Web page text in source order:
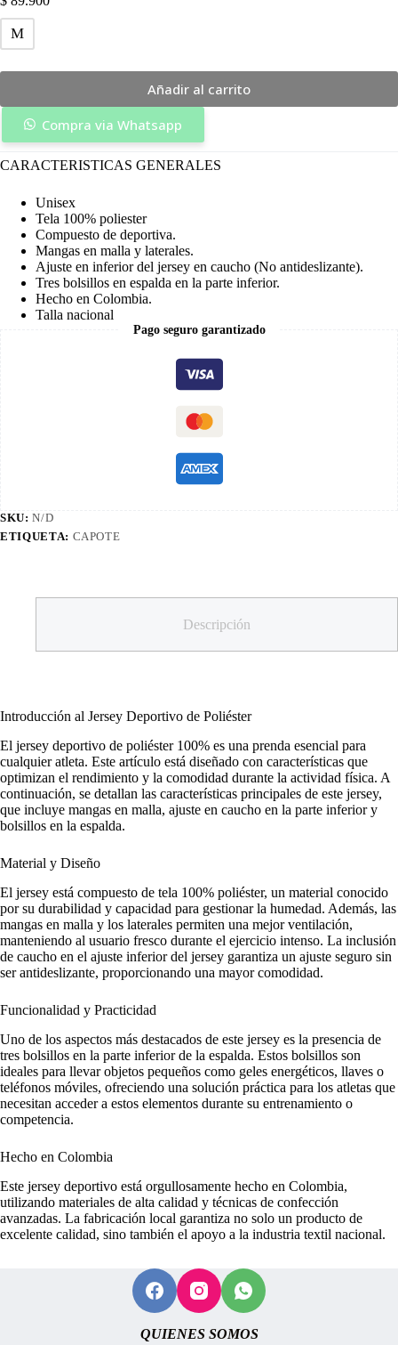
M
Añadir al carrito
Compra via Whatsapp
CARACTERISTICAS GENERALES
Unisex
Tela 100% poliester
Compuesto de deportiva.
Mangas en malla y laterales.
Ajuste en inferior del jersey en caucho (No antideslizante).
Tres bolsillos en espalda en la parte inferior.
Hecho en Colombia.
Talla nacional
Pago seguro garantizado
SKU:N/D
ETIQUETA: CAPOTE
Descripción
Introducción al Jersey Deportivo de Poliéster
El jersey deportivo de poliéster 100% es una prenda esencial para
cualquier atleta. Este artículo está diseñado con características que
optimizan el rendimiento y la comodidad durante la actividad física. A
continuación, se detallan las características principales de este jersey,
que incluye mangas en malla, ajuste en caucho en la parte inferior y
bolsillos en la espalda.
Material y Diseño
El jersey está compuesto de tela 100% poliéster, un material conocido
por su durabilidad y capacidad para gestionar la humedad. Además, las
mangas en malla y los laterales permiten una mejor ventilación,
manteniendo al usuario fresco durante el ejercicio intenso. La inclusión
de caucho en el ajuste inferior del jersey garantiza un ajuste seguro sin
ser antideslizante, proporcionando una mayor comodidad.
Funcionalidad y Practicidad
Uno de los aspectos más destacados de este jersey es la presencia de
tres bolsillos en la parte inferior de la espalda. Estos bolsillos son
ideales para llevar objetos pequeños como geles energéticos, llaves o
teléfonos móviles, ofreciendo una solución práctica para los atletas que
necesitan acceder a estos elementos durante su entrenamiento o
competencia.
Hecho en Colombia
Este jersey deportivo está orgullosamente hecho en Colombia,
utilizando materiales de alta calidad y técnicas de confección
avanzadas. La fabricación local garantiza no solo un producto de
excelente calidad, sino también el apoyo a la industria textil nacional.
QUIENES SOMOS